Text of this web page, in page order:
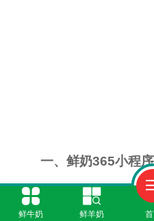
一、鲜奶365小程
打开微信搜索"鲜奶
鲜牛奶 鲜羊奶